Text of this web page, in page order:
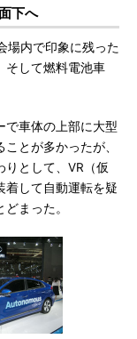
下へ
場内で印象に残った
そして燃料電池車
車体の上部に大型
とが多かったが、
りとして、VR（仮
着して自動運転を疑
まった。